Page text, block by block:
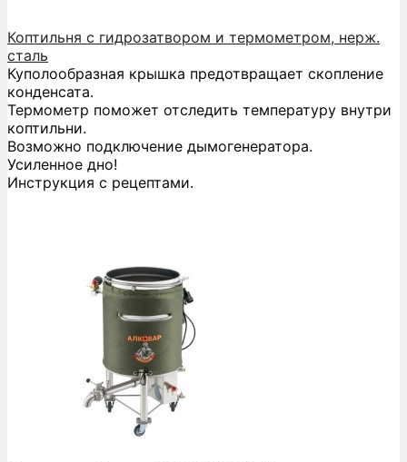
Коптильня с гидрозатвором и термометром, нерж.
сталь
Куполообразная крышка предотвращает скопление
конденсата.
Термометр поможет отследить температуру внутри
коптильни.
Возможно подключение дымогенератора.
Усиленное дно!
Инструкция с рецептами.